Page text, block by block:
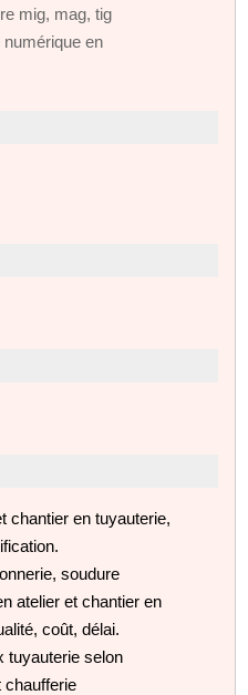
mig, mag, tig
en
chantier en tuyauterie,
soudure
atelier et chantier en
coût, délai.
tuyauterie selon
chaufferie